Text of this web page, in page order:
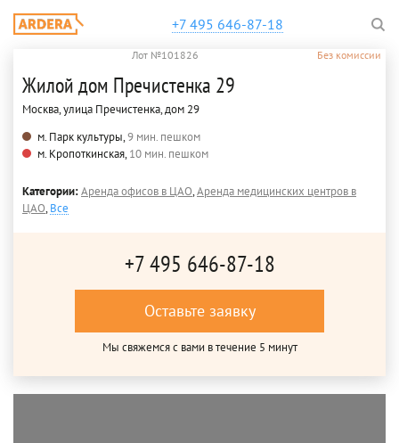
+7 495 646-87-18
Лот №101826 Без комиссии
Жилой дом Пречистенка 29
Москва, улица Пречистенка, дом 29
м. Парк культуры,9 мин. пешком
м. Кропоткинская,10 мин. пешком
Категории:Аренда офисов в ЦАО,Аренда медицинских центров в
ЦАО,Все
+7 495 646-87-18
Оставьте заявку
Мы свяжемся с вами в течение 5 минут